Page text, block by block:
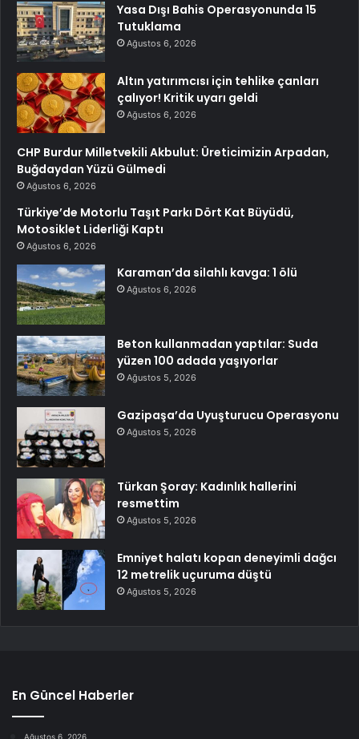
Yasa Dışı Bahis Operasyonunda 15
Tutuklama
Ağustos 6, 2026
Altın yatırımcısı için tehlike çanları
çalıyor! Kritik uyarı geldi
Ağustos 6, 2026
CHP Burdur Milletvekili Akbulut: Üreticimizin Arpadan,
Buğdaydan Yüzü Gülmedi
Ağustos 6, 2026
Türkiye’de Motorlu Taşıt Parkı Dört Kat Büyüdü,
Motosiklet Liderliği Kaptı
Ağustos 6, 2026
Karaman’da silahlı kavga: 1 ölü
Ağustos 6, 2026
Beton kullanmadan yaptılar: Suda
yüzen 100 adada yaşıyorlar
Ağustos 5, 2026
Gazipaşa’da Uyuşturucu Operasyonu
Ağustos 5, 2026
Türkan Şoray: Kadınlık hallerini
resmettim
Ağustos 5, 2026
Emniyet halatı kopan deneyimli dağcı
12 metrelik uçuruma düştü
Ağustos 5, 2026
En Güncel Haberler
Ağustos 6, 2026